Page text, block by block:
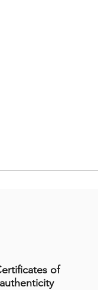
of
authenticity